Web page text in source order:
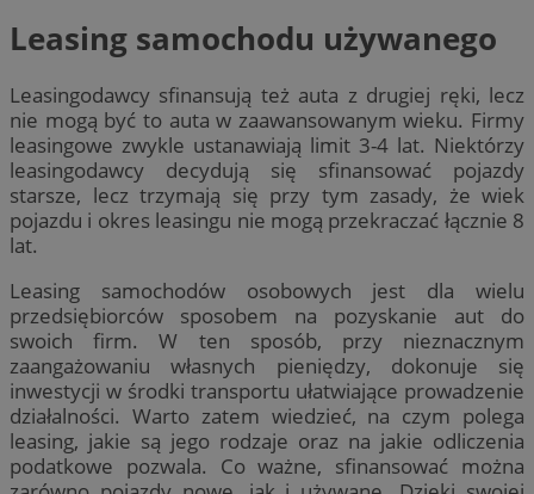
Leasing samochodu używanego
Leasingodawcy sfinansują też auta z drugiej ręki, lecz
nie mogą być to auta w zaawansowanym wieku. Firmy
leasingowe zwykle ustanawiają limit 3-4 lat. Niektórzy
leasingodawcy decydują się sfinansować pojazdy
starsze, lecz trzymają się przy tym zasady, że wiek
pojazdu i okres leasingu nie mogą przekraczać łącznie 8
lat.
Leasing samochodów osobowych jest dla wielu
przedsiębiorców sposobem na pozyskanie aut do
swoich firm. W ten sposób, przy nieznacznym
zaangażowaniu własnych pieniędzy, dokonuje się
inwestycji w środki transportu ułatwiające prowadzenie
działalności. Warto zatem wiedzieć, na czym polega
leasing, jakie są jego rodzaje oraz na jakie odliczenia
podatkowe pozwala. Co ważne, sfinansować można